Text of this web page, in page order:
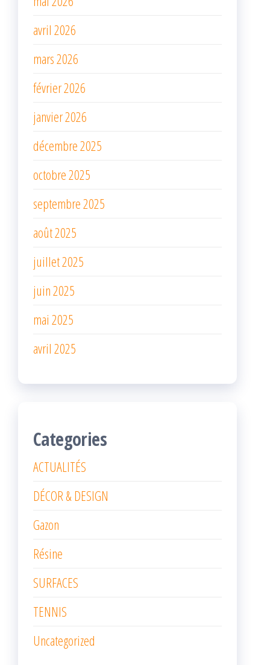
avril 2026
mars 2026
février 2026
janvier 2026
décembre 2025
octobre 2025
septembre 2025
août 2025
juillet 2025
juin 2025
mai 2025
avril 2025
Categories
ACTUALITÉS
DÉCOR & DESIGN
Gazon
Résine
SURFACES
TENNIS
Uncategorized